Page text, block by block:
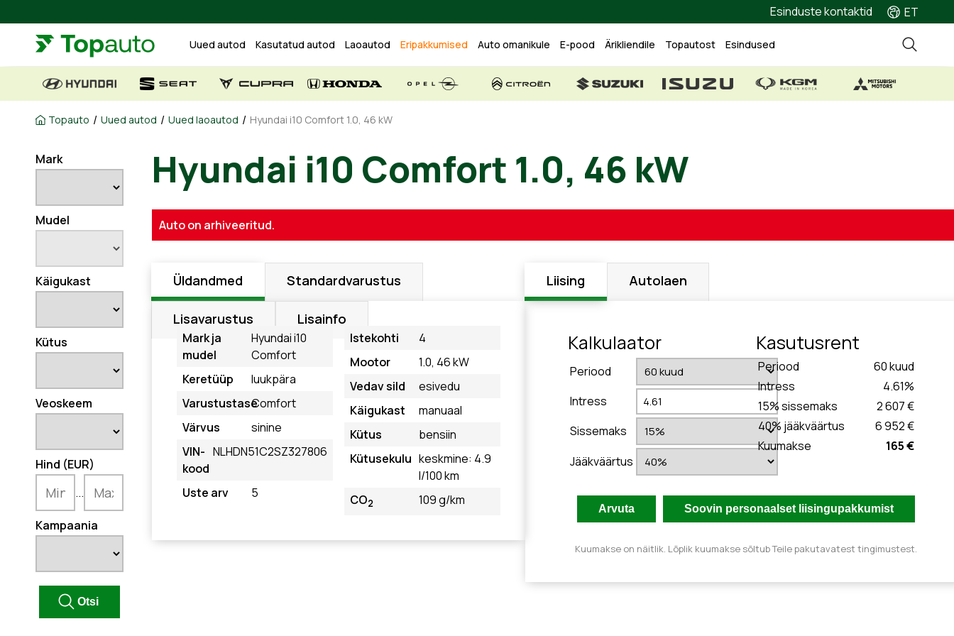
Esinduste kontaktid ET
Uued autod Kasutatud autod Laoautod Eripakkumised Auto omanikule E-pood Ärikliendile Topautost Esindused
Topauto / Uued autod / Uued laoautod / Hyundai i10 Comfort 1.0, 46 kW
Mark
Mudel
Käigukast
Kütus
Veoskeem
Hind (EUR)
...
Kampaania
Hyundai i10 Comfort 1.0, 46 kW
Auto on arhiveeritud.
Üldandmed Standardvarustus
Lisavarustus Lisainfo
Mark ja
mudel
Hyundai i10
Comfort
Keretüüp
luukpära
VarustustaseComfort
Värvus
sinine
VIN-
kood
NLHDN51C2SZ327806
Uste arv 5
Istekohti
4
Mootor
1.0, 46 kW
Vedav sild
esivedu
Käigukast
manuaal
Kütus
bensiin
Kütusekulu keskmine: 4.9
l/100 km
CO2 109 g/km
Liising Autolaen
Kalkulaator
Periood
Intress
Sissemaks
Jääkväärtus
Kasutusrent
Periood 60kuud
Intress
4.61%
15% sissemaks
2 607 €
40% jääkväärtus
6 952 €
Kuumakse
165 €
Kuumakse on näitlik. Lõplik kuumakse sõltub Teile pakutavatest tingimustest.